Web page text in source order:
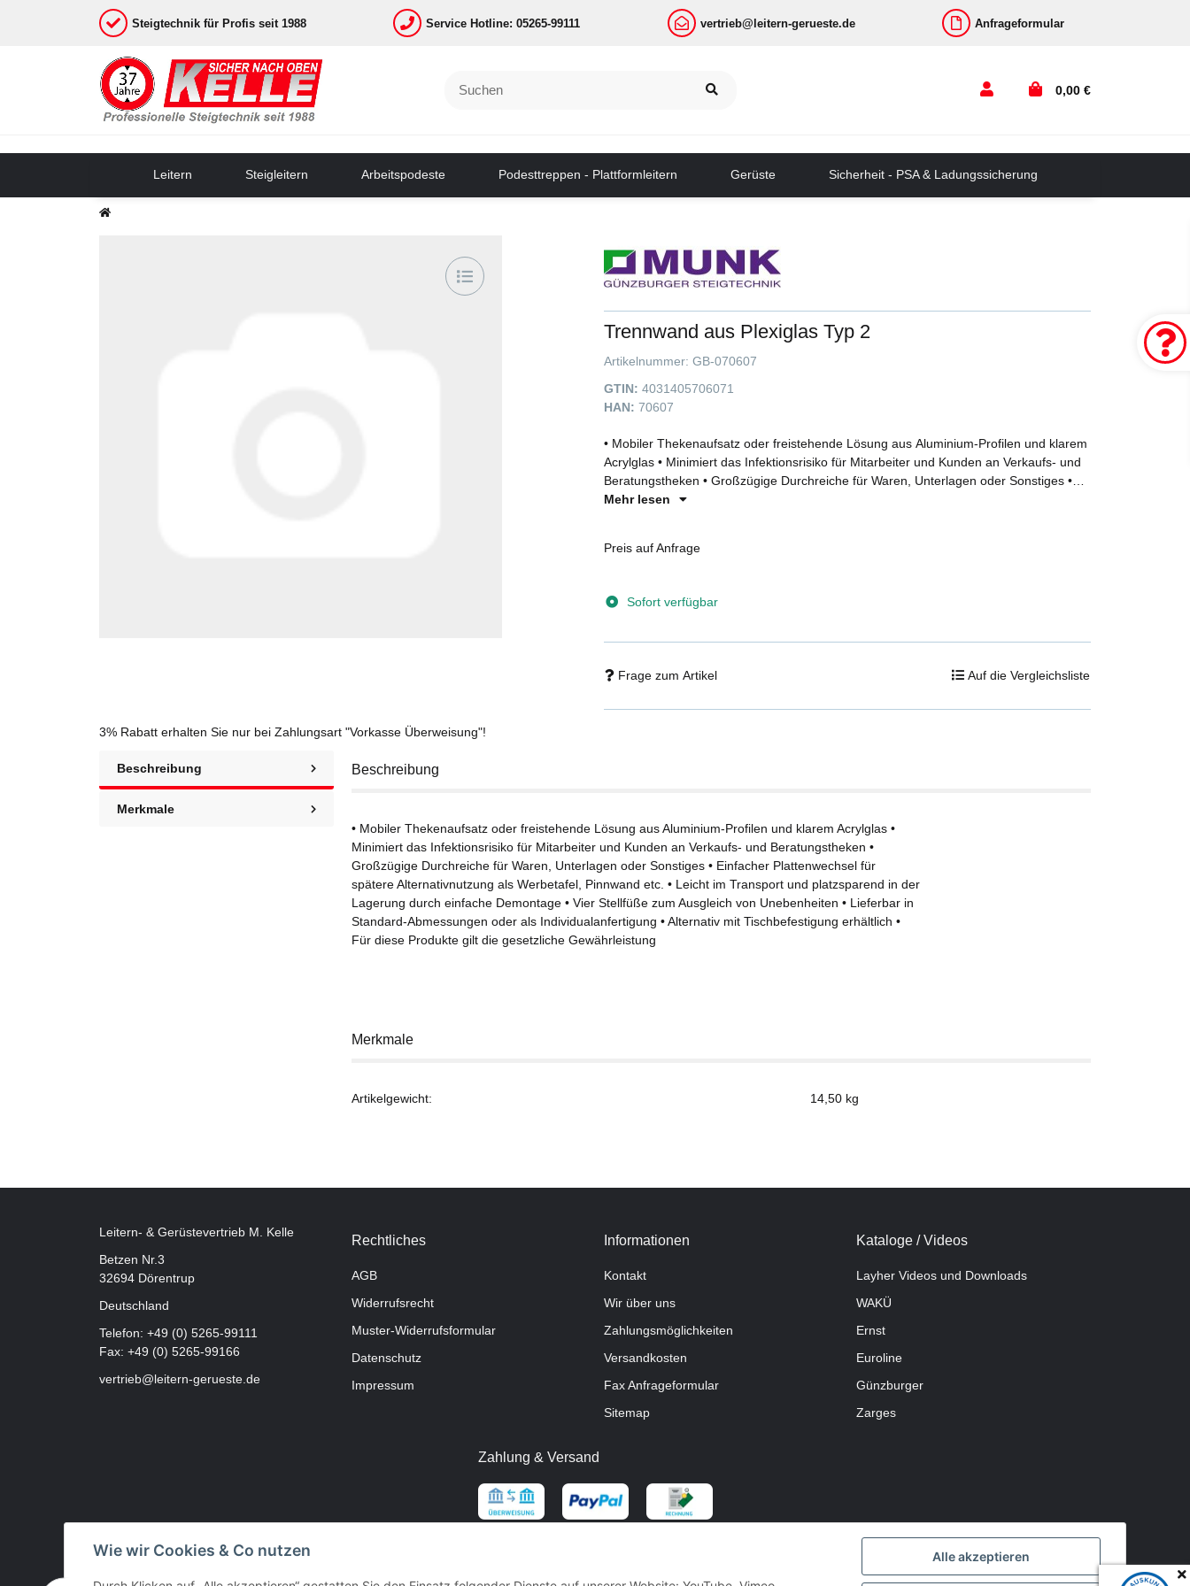
Steigtechnik für Profis seit 1988 Service Hotline: 05265-99111 vertrieb@leitern-gerueste.de Anfrageformular
0,00 €
Leitern Steigleitern Arbeitspodeste Podesttreppen - Plattformleitern Gerüste Sicherheit - PSA & Ladungssicherung
Trennwand aus Plexiglas Typ 2
Artikelnummer: GB-070607
GTIN: 4031405706071
HAN: 70607
• Mobiler Thekenaufsatz oder freistehende Lösung aus Aluminium-Profilen und klarem
Acrylglas • Minimiert das Infektionsrisiko für Mitarbeiter und Kunden an Verkaufs- und
Beratungstheken • Großzügige Durchreiche für Waren, Unterlagen oder Sonstiges •
Einfacher Plattenwechsel für spätere Alternativnutzung als Werbetafel, Pinnwand etc. •
oder als Individualanfertigung • Alternativ mit Tischbefestigung erhältlich • Für diese
Mehr lesen
Preis auf Anfrage
Sofort verfügbar
Frage zum Artikel Auf die Vergleichsliste
3% Rabatt erhalten Sie nur bei Zahlungsart "Vorkasse Überweisung"!
Beschreibung
Merkmale
Beschreibung
• Mobiler Thekenaufsatz oder freistehende Lösung aus Aluminium-Profilen und klarem Acrylglas •
Minimiert das Infektionsrisiko für Mitarbeiter und Kunden an Verkaufs- und Beratungstheken •
Großzügige Durchreiche für Waren, Unterlagen oder Sonstiges • Einfacher Plattenwechsel für
spätere Alternativnutzung als Werbetafel, Pinnwand etc. • Leicht im Transport und platzsparend in der
Lagerung durch einfache Demontage • Vier Stellfüße zum Ausgleich von Unebenheiten • Lieferbar in
Standard-Abmessungen oder als Individualanfertigung • Alternativ mit Tischbefestigung erhältlich •
Für diese Produkte gilt die gesetzliche Gewährleistung
Merkmale
Artikelgewicht: 14,50 kg
Leitern- & Gerüstevertrieb M. Kelle
Betzen Nr.3
32694 Dörentrup
Deutschland
Telefon: +49 (0) 5265-99111
Fax: +49 (0) 5265-99166
vertrieb@leitern-gerueste.de
Rechtliches
AGB
Widerrufsrecht
Muster-Widerrufsformular
Datenschutz
Impressum
Informationen
Kontakt
Wir über uns
Zahlungsmöglichkeiten
Versandkosten
Fax Anfrageformular
Sitemap
Kataloge / Videos
Layher Videos und Downloads
WAKÜ
Ernst
Euroline
Günzburger
Zarges
Zahlung & Versand
Wie wir Cookies & Co nutzen Alle akzeptieren